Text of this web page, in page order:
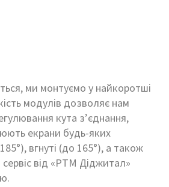
ми монтуємо у найкоротші
модулів дозволяє нам
кута з’єднання,
екрани будь-яких
вгнуті (до 165°), а також
сервіс від «РТМ Діджитал»